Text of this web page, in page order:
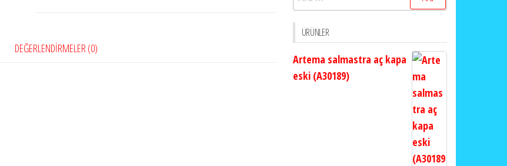
DEĞERLENDIRMELER (0)
ÜRÜNLER
Artema salmastra aç kapa
eski (A30189)